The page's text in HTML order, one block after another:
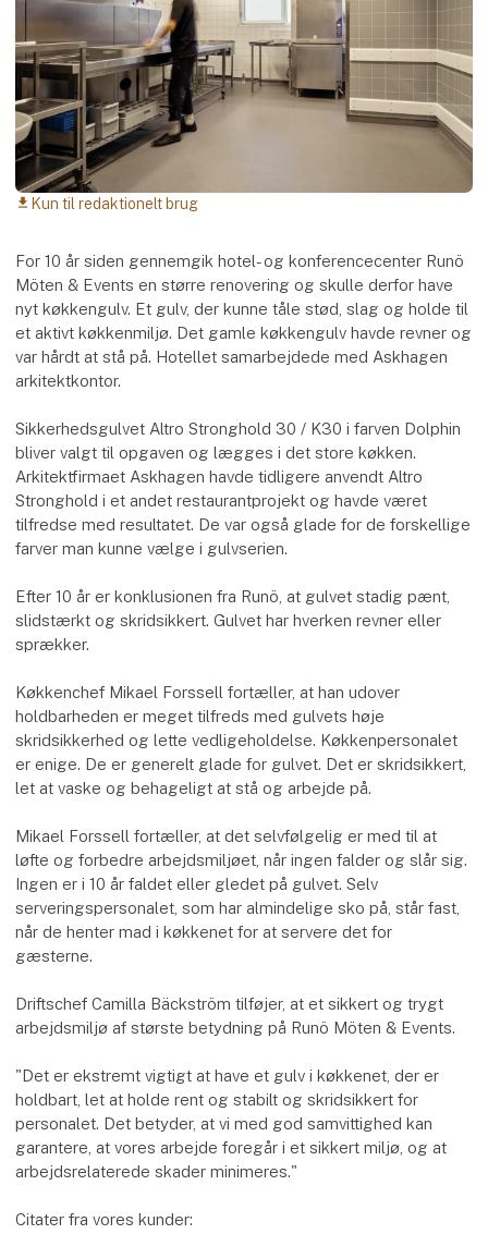
download Kun til redaktionelt brug
For 10 år siden gennemgik hotel- og konferencecenter Runö
Möten & Events en større renovering og skulle derfor have
nyt køkkengulv. Et gulv, der kunne tåle stød, slag og holde til
et aktivt køkkenmiljø. Det gamle køkkengulv havde revner og
var hårdt at stå på. Hotellet samarbejdede med Askhagen
arkitektkontor.
Sikkerhedsgulvet Altro Stronghold 30 / K30 i farven Dolphin
bliver valgt til opgaven og lægges i det store køkken.
Arkitektfirmaet Askhagen havde tidligere anvendt Altro
Stronghold i et andet restaurantprojekt og havde været
tilfredse med resultatet. De var også glade for de forskellige
farver man kunne vælge i gulvserien.
Efter 10 år er konklusionen fra Runö, at gulvet stadig pænt,
slidstærkt og skridsikkert. Gulvet har hverken revner eller
sprækker.
Køkkenchef Mikael Forssell fortæller, at han udover
holdbarheden er meget tilfreds med gulvets høje
skridsikkerhed og lette vedligeholdelse. Køkkenpersonalet
er enige. De er generelt glade for gulvet. Det er skridsikkert,
let at vaske og behageligt at stå og arbejde på.
Mikael Forssell fortæller, at det selvfølgelig er med til at
løfte og forbedre arbejdsmiljøet, når ingen falder og slår sig.
Ingen er i 10 år faldet eller gledet på gulvet. Selv
serveringspersonalet, som har almindelige sko på, står fast,
når de henter mad i køkkenet for at servere det for
gæsterne.
Driftschef Camilla Bäckström tilføjer, at et sikkert og trygt
arbejdsmiljø af største betydning på Runö Möten & Events.
"Det er ekstremt vigtigt at have et gulv i køkkenet, der er
holdbart, let at holde rent og stabilt og skridsikkert for
personalet. Det betyder, at vi med god samvittighed kan
garantere, at vores arbejde foregår i et sikkert miljø, og at
arbejdsrelaterede skader minimeres."
Citater fra vores kunder: